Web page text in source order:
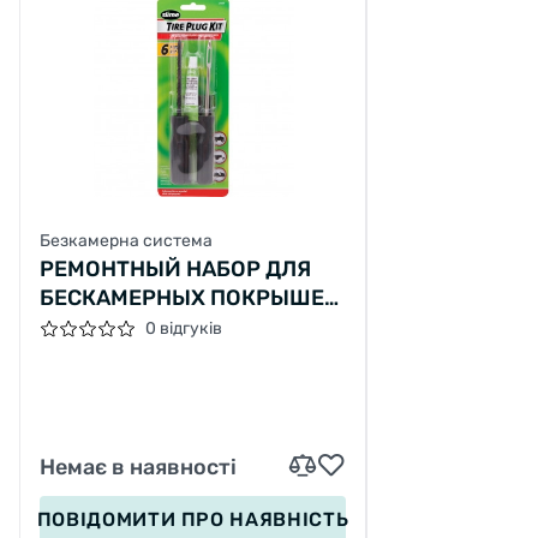
Безкамерна система
РЕМОНТНЫЙ НАБОР ДЛЯ
БЕСКАМЕРНЫХ ПОКРЫШЕК,
SLIME
0 відгуків
Немає в наявності
ПОВІДОМИТИ ПРО НАЯВНІСТЬ